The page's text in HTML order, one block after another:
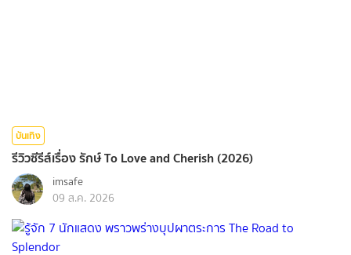
บันเทิง
รีวิวซีรีส์เรื่อง รักษ์ To Love and Cherish (2026)
imsafe
09 ส.ค. 2026